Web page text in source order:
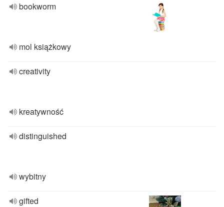
bookworm
mol książkowy
creativity
kreatywność
distinguished
wybitny
gifted